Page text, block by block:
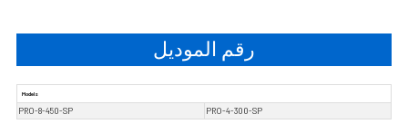
رقم الموديل
Models
PRO-4-300-SP
PRO-8-450-SP